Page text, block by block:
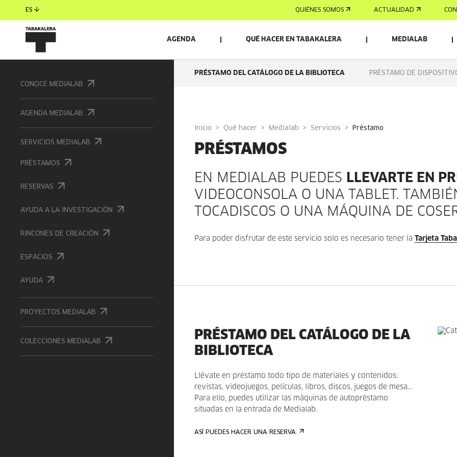
ES QUIÉNES SOMOS ACTUALIDAD
AGENDA QUÉ HACER EN TABAKALERA MEDIALAB
CONOCE MEDIALAB
AGENDA MEDIALAB
SERVICIOS MEDIALAB
PRÉSTAMOS
RESERVAS
AYUDA A LA INVESTIGACIÓN
RINCONES DE CREACIÓN
ESPACIOS
AYUDA
PROYECTOS MEDIALAB
COLECCIONES MEDIALAB
PRÉSTAMO DEL CATÁLOGO DE LA BIBLIOTECA PRÉSTAMO DE
Inicio Qué hacer Medialab Servicios préstamo
PRÉSTAMOS
EN MEDIALAB PUEDES LLEVARTE EN
VIDEOCONSOLA O UNA TABLET.
TOCADISCOS O UNA MÁQUINA DE
Para poder disfrutar de este servicio solo es necesario tener laTarjeta
PRÉSTAMO DEL CATÁLOGO DE LA
BIBLIOTECA
Llévate en préstamo todo tipo de materiales y contenidos:
revistas, videojuegos, películas, libros, discos, juegos de mesa...
Para ello, puedes utilizar las máquinas de autopréstamo
situadas en la entrada de Medialab.
ASÍ PUEDES HACER UNA RESERVA.